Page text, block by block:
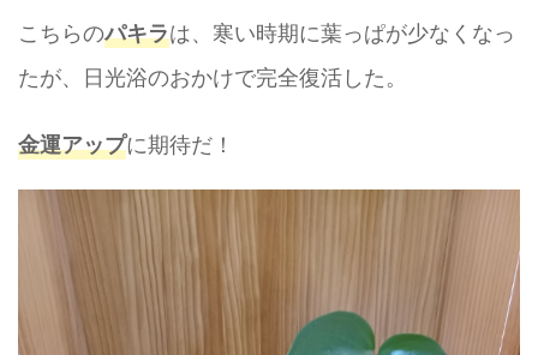
こちらのパキラは、寒い時期に葉っぱが少なくなっ
たが、日光浴のおかけで完全復活した。
金運アップに期待だ！